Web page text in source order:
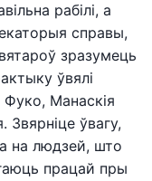
рабілі, а
справы,
зразумець
ўвялі
Манаскія
Звярніце ўвагу,
на людзей, што
працай пры